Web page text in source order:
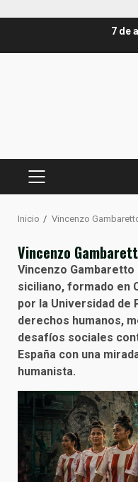
7 de
MENÚ
Inicio Vincenzo
Vincenzo
Vincenzo
siciliano, formado en
por la Universidad de
derechos humanos,
desafíos sociales
España con una
humanista.